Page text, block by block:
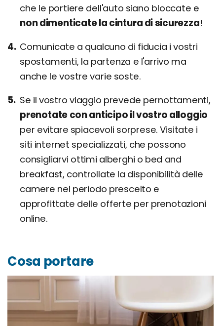
che le portiere dell'auto siano bloccate e
non dimenticate la cintura di sicurezza!
Comunicate a qualcuno di fiducia i vostri
spostamenti, la partenza e l'arrivo ma
anche le vostre varie soste.
Se il vostro viaggio prevede pernottamenti,
prenotate con anticipo il vostro alloggio
per evitare spiacevoli sorprese. Visitate i
siti internet specializzati, che possono
consigliarvi ottimi alberghi o bed and
breakfast, controllate la disponibilità delle
camere nel periodo prescelto e
approfittate delle offerte per prenotazioni
online.
Cosa portare